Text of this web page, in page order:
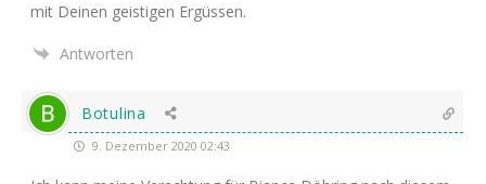
mit Dei­nen geis­ti­gen Ergüssen.
Antworten
Botulina
9. Dezember 2020 02:43